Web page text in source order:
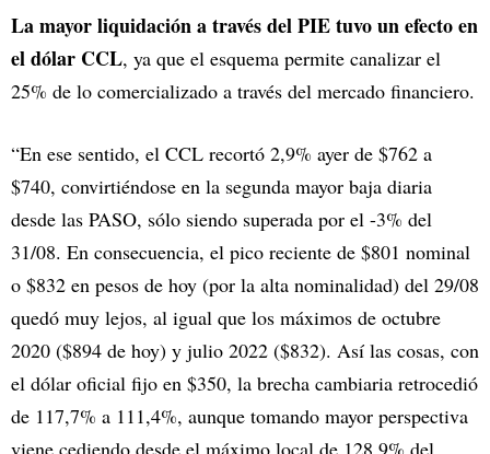
La mayor liquidación a través del PIE tuvo un efecto en
el dólar CCL, ya que el esquema permite canalizar el
25% de lo comercializado a través del mercado financiero.
“En ese sentido, el CCL recortó 2,9% ayer de $762 a
$740, convirtiéndose en la segunda mayor baja diaria
desde las PASO, sólo siendo superada por el -3% del
31/08. En consecuencia, el pico reciente de $801 nominal
o $832 en pesos de hoy (por la alta nominalidad) del 29/08
quedó muy lejos, al igual que los máximos de octubre
2020 ($894 de hoy) y julio 2022 ($832). Así las cosas, con
el dólar oficial fijo en $350, la brecha cambiaria retrocedió
de 117,7% a 111,4%, aunque tomando mayor perspectiva
viene cediendo desde el máximo local de 128,9% del